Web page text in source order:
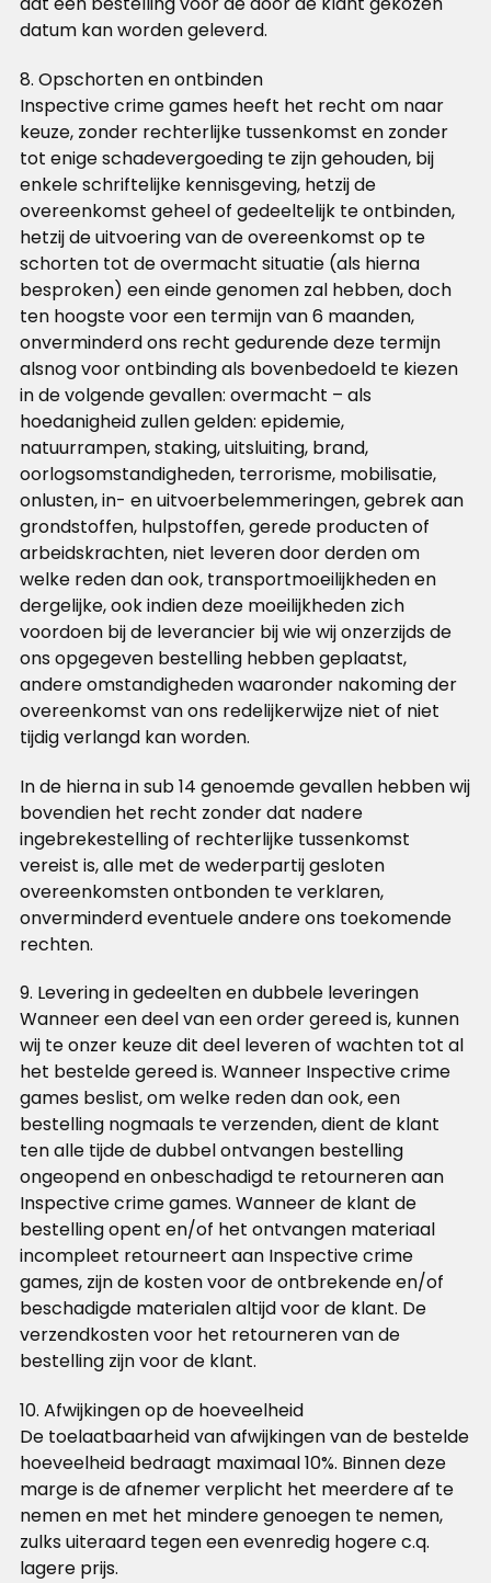
datum kan worden geleverd.
8. Opschorten en ontbinden
Inspective crime games heeft het recht om naar
keuze, zonder rechterlijke tussenkomst en zonder
tot enige schadevergoeding te zijn gehouden, bij
enkele schriftelijke kennisgeving, hetzij de
overeenkomst geheel of gedeeltelijk te ontbinden,
hetzij de uitvoering van de overeenkomst op te
schorten tot de overmacht situatie (als hierna
besproken) een einde genomen zal hebben, doch
ten hoogste voor een termijn van 6 maanden,
onverminderd ons recht gedurende deze termijn
alsnog voor ontbinding als bovenbedoeld te kiezen
in de volgende gevallen: overmacht – als
hoedanigheid zullen gelden: epidemie,
natuurrampen, staking, uitsluiting, brand,
oorlogsomstandigheden, terrorisme, mobilisatie,
onlusten, in- en uitvoerbelemmeringen, gebrek aan
grondstoffen, hulpstoffen, gerede producten of
arbeidskrachten, niet leveren door derden om
welke reden dan ook, transportmoeilijkheden en
dergelijke, ook indien deze moeilijkheden zich
voordoen bij de leverancier bij wie wij onzerzijds de
ons opgegeven bestelling hebben geplaatst,
andere omstandigheden waaronder nakoming der
overeenkomst van ons redelijkerwijze niet of niet
tijdig verlangd kan worden.
In de hierna in sub 14 genoemde gevallen hebben wij
bovendien het recht zonder dat nadere
ingebrekestelling of rechterlijke tussenkomst
vereist is, alle met de wederpartij gesloten
overeenkomsten ontbonden te verklaren,
onverminderd eventuele andere ons toekomende
rechten.
9. Levering in gedeelten en dubbele leveringen
Wanneer een deel van een order gereed is, kunnen
wij te onzer keuze dit deel leveren of wachten tot al
het bestelde gereed is. Wanneer Inspective crime
games beslist, om welke reden dan ook, een
bestelling nogmaals te verzenden, dient de klant
ten alle tijde de dubbel ontvangen bestelling
ongeopend en onbeschadigd te retourneren aan
Inspective crime games. Wanneer de klant de
bestelling opent en/of het ontvangen materiaal
incompleet retourneert aan Inspective crime
games, zijn de kosten voor de ontbrekende en/of
beschadigde materialen altijd voor de klant. De
verzendkosten voor het retourneren van de
bestelling zijn voor de klant.
10. Afwijkingen op de hoeveelheid
De toelaatbaarheid van afwijkingen van de bestelde
hoeveelheid bedraagt maximaal 10%. Binnen deze
marge is de afnemer verplicht het meerdere af te
nemen en met het mindere genoegen te nemen,
zulks uiteraard tegen een evenredig hogere c.q.
lagere prijs.